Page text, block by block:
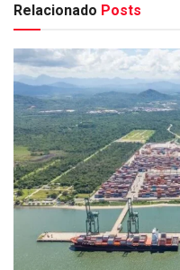
Relacionado Posts